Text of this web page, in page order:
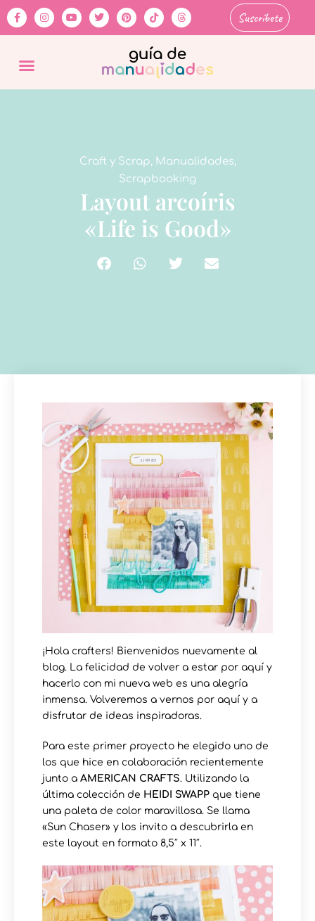
Suscríbete
Craft y Scrap, Manualidades,
Scrapbooking
Layout arcoíris
«Life is Good»
¡Hola crafters! Bienvenidos nuevamente al
blog. La felicidad de volver a estar por aquí y
hacerlo con mi nueva web es una alegría
inmensa. Volveremos a vernos por aquí y a
disfrutar de ideas inspiradoras.
Para este primer proyecto he elegido uno de
los que hice en colaboración recientemente
junto a AMERICAN CRAFTS. Utilizando la
última colección de HEIDI SWAPP que tiene
una paleta de color maravillosa. Se llama
«Sun Chaser» y los invito a descubrirla en
este layout en formato 8,5″ x 11″.